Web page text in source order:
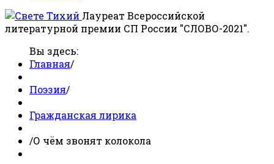
Лауреат Всероссийской
литературной премии СП России "СЛОВО-2021".
Вы здесь:
Главная/
Поэзия/
Гражданская лирика
/О чём звонят колокола